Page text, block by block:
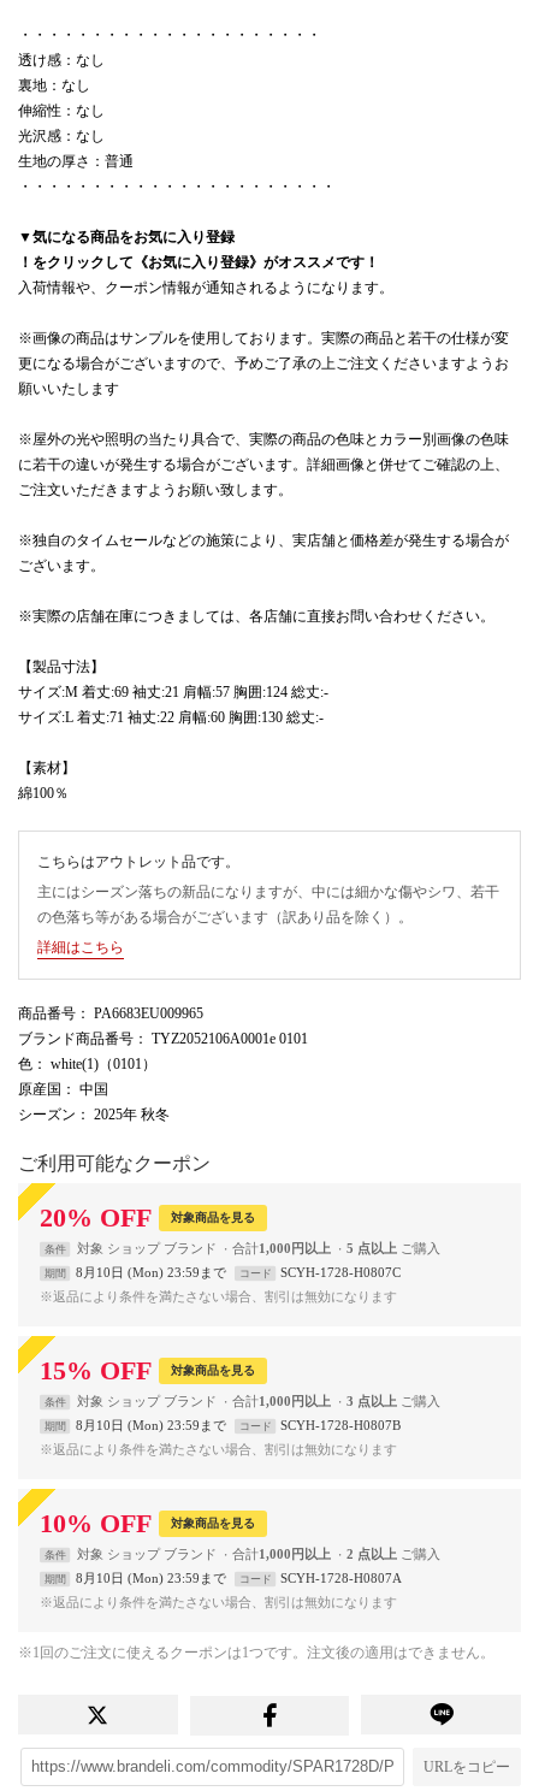
・・・・・・・・・・・・・・・・・・・・・
透け感：なし
裏地：なし
伸縮性：なし
光沢感：なし
生地の厚さ：普通
・・・・・・・・・・・・・・・・・・・・・・
▼気になる商品をお気に入り登録
！をクリックして《お気に入り登録》がオススメです！
入荷情報や、クーポン情報が通知されるようになります。
※画像の商品はサンプルを使用しております。実際の商品と若干の仕様が変
更になる場合がございますので、予めご了承の上ご注文くださいますようお
願いいたします
※屋外の光や照明の当たり具合で、実際の商品の色味とカラー別画像の色味
に若干の違いが発生する場合がございます。詳細画像と併せてご確認の上、
ご注文いただきますようお願い致します。
※独自のタイムセールなどの施策により、実店舗と価格差が発生する場合が
ございます。
※実際の店舗在庫につきましては、各店舗に直接お問い合わせください。
【製品寸法】
サイズ:M 着丈:69 袖丈:21 肩幅:57 胸囲:124 総丈:-
サイズ:L 着丈:71 袖丈:22 肩幅:60 胸囲:130 総丈:-
【素材】
綿100％
こちらはアウトレット品です。
主にはシーズン落ちの新品になりますが、中には細かな傷やシワ、若干
の色落ち等がある場合がございます（訳あり品を除く）。
詳細はこちら
商品番号 ： PA6683EU009965
ブランド商品番号 ： TYZ2052106A0001e 0101
色 ： white(1)（0101）
原産国 ： 中国
シーズン ： 2025年 秋冬
ご利用可能なクーポン
20% OFF 対象商品を見る
条件 対象 ショップ ブランド 合計1,000円以上 5 点以上
期間 8月10日 (Mon) 23:59まで コード
SCYH-1728-H0807C
※返品により条件を満たさない場合、割引は無効になります
15% OFF 対象商品を見る
条件 対象 ショップ ブランド 合計1,000円以上 3 点以上
期間 8月10日 (Mon) 23:59まで コード
SCYH-1728-H0807B
※返品により条件を満たさない場合、割引は無効になります
10% OFF 対象商品を見る
条件 対象 ショップ ブランド 合計1,000円以上 2 点以上
期間 8月10日 (Mon) 23:59まで コード
SCYH-1728-H0807A
※返品により条件を満たさない場合、割引は無効になります
※1回のご注文に使えるクーポンは1つです。注文後の適用はできません。
URLをコピー